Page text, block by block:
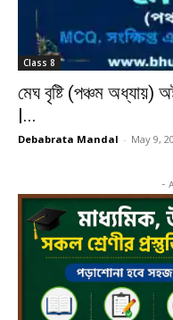
Class 8
মেঘ বৃষ্টি (পঞ্চম অধ্যায়)
|...
Debabrata Mandal - May 9,
-